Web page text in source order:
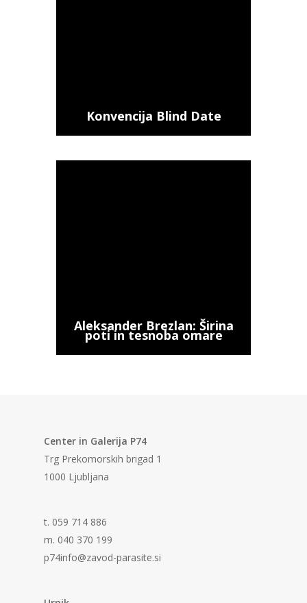
Konvencija Blind Date
Aleksander Brezlan: Širina
poti in tesnoba omare
Center in Galerija P74
Trg Prekomorskih brigad 1
1000 Ljubljana
t. 059 714 886
m. 040 370 199
p74info@zavod-parasite.si